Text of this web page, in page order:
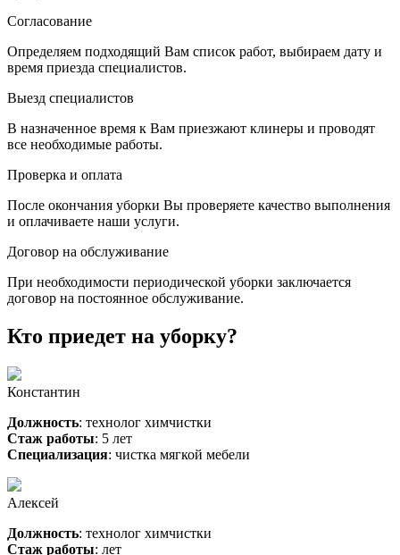
Согласование
Определяем подходящий Вам список работ, выбираем дату и
время приезда специалистов.
Выезд специалистов
В назначенное время к Вам приезжают клинеры и проводят
все необходимые работы.
Проверка и оплата
После окончания уборки Вы проверяете качество выполнения
и оплачиваете наши услуги.
Договор на обслуживание
При необходимости периодической уборки заключается
договор на постоянное обслуживание.
Кто приедет на уборку?
Константин
Должность: технолог химчистки
Стаж работы: 5 лет
Специализация: чистка мягкой мебели
Алексей
Должность: технолог химчистки
Стаж работы: лет